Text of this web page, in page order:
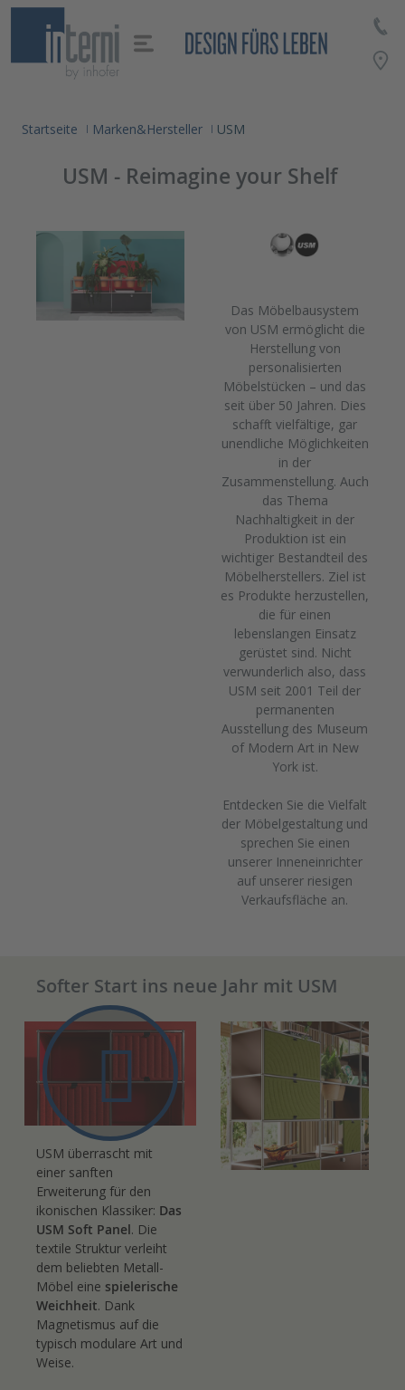
Startseite Marken&Hersteller USM
USM - Reimagine your Shelf
Das Möbelbausystem
von USM ermöglicht die
Herstellung von
personalisierten
Möbelstücken – und das
seit über 50 Jahren. Dies
schafft vielfältige, gar
unendliche Möglichkeiten
in der
Zusammenstellung. Auch
das Thema
Nachhaltigkeit in der
Produktion ist ein
wichtiger Bestandteil des
Möbelherstellers. Ziel ist
es Produkte herzustellen,
die für einen
lebenslangen Einsatz
gerüstet sind. Nicht
verwunderlich also, dass
USM seit 2001 Teil der
permanenten
Ausstellung des Museum
of Modern Art in New
York ist.
Entdecken Sie die Vielfalt
der Möbelgestaltung und
sprechen Sie einen
unserer Inneneinrichter
auf unserer riesigen
Verkaufsfläche an.
Softer Start ins neue Jahr mit USM
USM überrascht mit
einer sanften
Erweiterung für den
ikonischen Klassiker: Das
USM Soft Panel. Die
textile Struktur verleiht
dem beliebten Metall-
Möbel eine spielerische
Weichheit. Dank
Magnetismus auf die
typisch modulare Art und
Weise.